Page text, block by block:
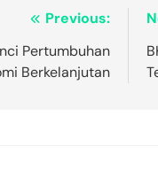
Previous:
Pertumbuhan
Berkelanjutan